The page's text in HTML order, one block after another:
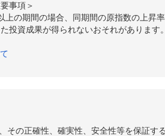
事項＞
の期間の場合、同期間の原指数の上昇
投資成果が得られないおそれがありま
その正確性、確実性、安全性等を保証す